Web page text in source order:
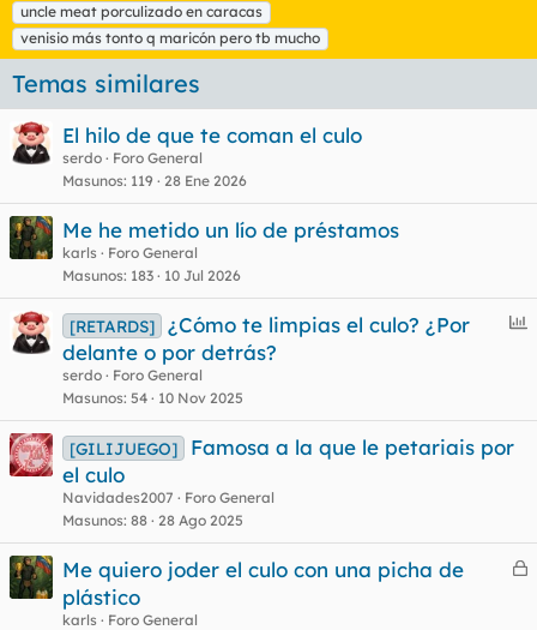
uncle meat porculizado en caracas
venisio más tonto q maricón pero tb mucho
Temas similares
El hilo de que te coman el culo
serdo
Foro General
Masunos 119 28 Ene 2026
Me he metido un lío de préstamos
karls
Foro General
Masunos 183 10 Jul 2026
E
e
[RETARDS]
¿Cómo te limpias el culo? ¿Por
delante o por detrás?
serdo
Foro General
Masunos 54 10 Nov 2025
[GILIJUEGO]
Famosa a la que le petariais por
el culo
Navidades2007
Foro General
Masunos 88 28 Ago 2025
C
Me quiero joder el culo con una picha de
plástico
karls
Foro General